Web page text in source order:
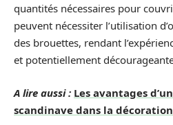
quantités nécessaires pour
peuvent nécessiter l’utilisation
des brouettes, rendant
et potentiellement
A lire aussi : Les avantages
scandinave dans la